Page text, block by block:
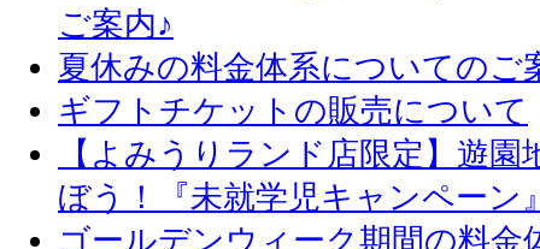
ご案内♪
夏休みの料金体系についてのご
ギフトチケットの販売について
【よみうりランド店限定】遊
ぼう！『未就学児キャンペーン
ゴールデンウィーク期間の料金